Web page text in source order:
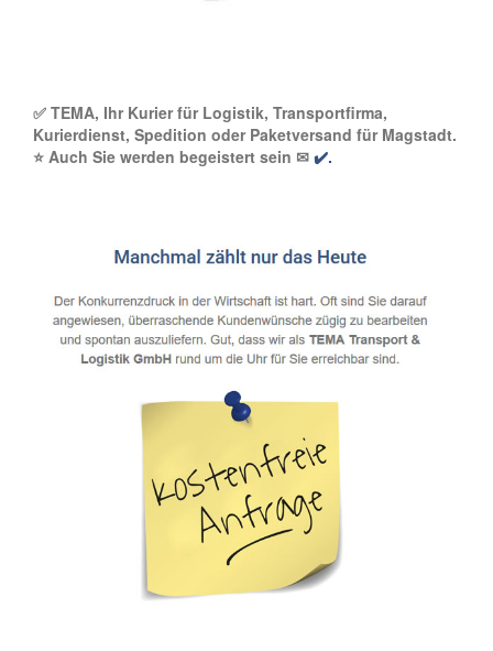
✅ TEMA, Ihr Kurier für Logistik, Transportfirma,
Kurierdienst, Spedition oder Paketversand für Magstadt.
⭐ Auch Sie werden begeistert sein ✉ ✔️.